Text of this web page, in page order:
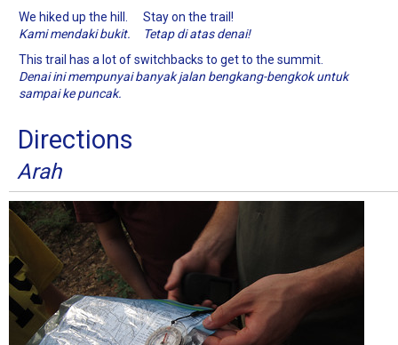
We hiked up the hill.
Kami mendaki bukit.
Stay on the trail!
Tetap di atas denai!
This trail has a lot of switchbacks to get to the summit.
Denai ini mempunyai banyak jalan bengkang-bengkok untuk
sampai ke puncak.
Directions
Arah